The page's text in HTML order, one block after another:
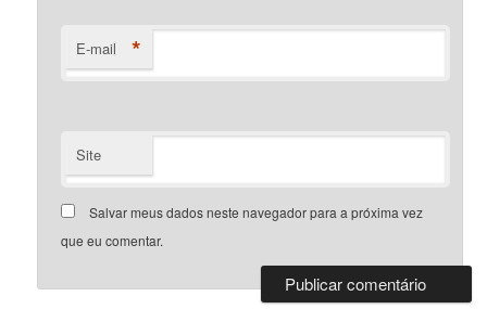
E-mail *
Site
Salvar meus dados neste navegador para a próxima vez
que eu comentar.